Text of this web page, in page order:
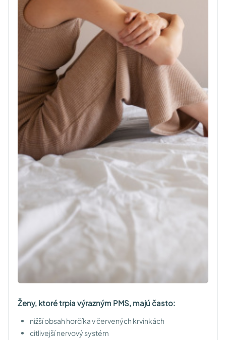
Ženy, ktoré trpia výrazným PMS, majú často:
nižší obsah horčíka v červených krvinkách
citlivejší nervový systém